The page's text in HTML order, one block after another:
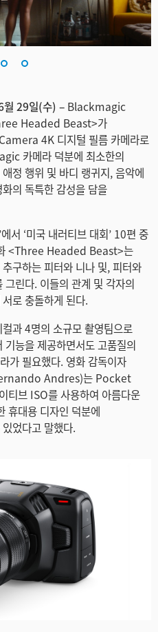
월 29일(수) – Blackmagic
Headed Beast>가
4K 디지털 필름 카메라로
카메라 덕분에 최소한의
정 행위 및 바디 랭귀지, 음악에
의 독특한 감성을 담을
서 ‘미국 내러티브 대회’ 10편 중
<Three Headed Beast>는
구하는 피터와 니나 및, 피터와
린다. 이들의 관계 및 각자의
로 충돌하게 된다.
과 4명의 소규모 촬영팀으로
능을 제공하면서도 고품질의
가 필요했다. 영화 감독이자
Andres)는 Pocket
브 ISO를 사용하여 아름다운
휴대용 디자인 덕분에
었다고 말했다.